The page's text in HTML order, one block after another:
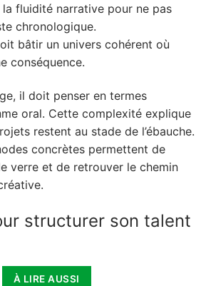
fluidité narrative pour ne pas
chronologique.
bâtir un univers cohérent où
conséquence.
il doit penser en termes
oral. Cette complexité explique
restent au stade de l’ébauche.
concrètes permettent de
verre et de retrouver le chemin
structurer son talent
À LIRE AUSSI